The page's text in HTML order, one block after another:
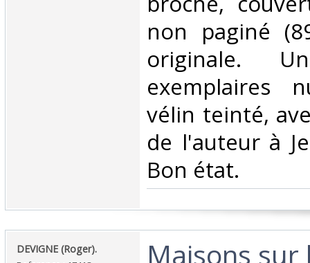
non paginé
originale.
exemplaires
vélin teinté,
de l'auteur à
Bon état.‎
‎DEVIGNE (Roger).‎
‎Maisons sur